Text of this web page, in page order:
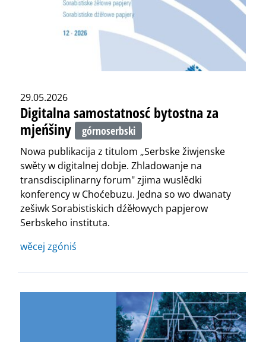
29.05.2026
Digitalna samostatnosć bytostna za
mjeńšiny
górnoserbski
Nowa publikacija z titulom „Serbske žiwjenske
swěty w digitalnej dobje. Zhladowanje na
transdisciplinarny forum" zjima wuslědki
konferency w Choćebuzu. Jedna so wo dwanaty
zešiwk Sorabistiskich dźěłowych papjerow
Serbskeho instituta.
wěcej zgóniś